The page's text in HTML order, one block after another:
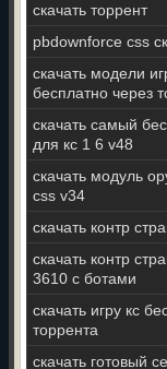
скачать торрент
pbdownforce css
скачать модели
бесплатно через
скачать самый
для кс 1 6 v48
скачать модуль
css v34
скачать контр
скачать контр
3610 c ботами
скачать игру кс
торрента
скачать готовый